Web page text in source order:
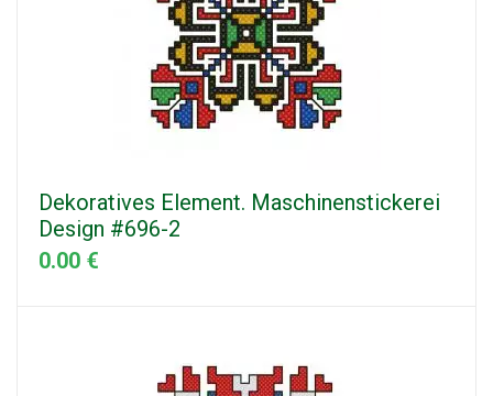
Dekoratives Element. Maschinenstickerei
Design #696-2
0.00 €